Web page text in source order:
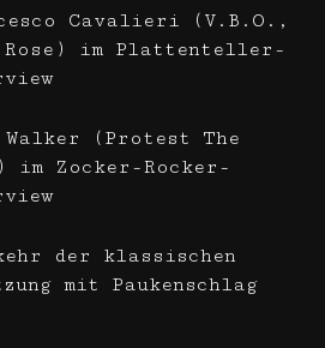
Cavalieri (V.B.O.,
Rose) im Plattenteller-
Walker (Protest The
im Zocker-Rocker-
der klassischen
mit Paukenschlag